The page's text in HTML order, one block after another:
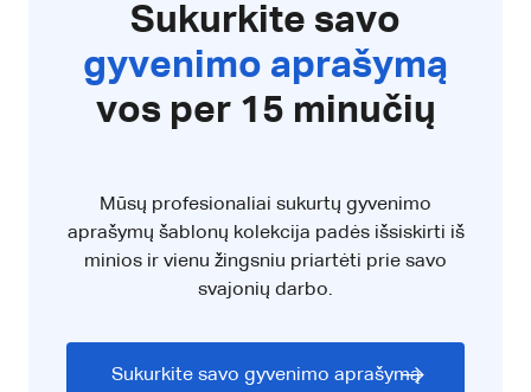
Sukurkite savo
gyvenimo aprašymą
vos per 15 minučių
Mūsų profesionaliai sukurtų gyvenimo
aprašymų šablonų kolekcija padės išsiskirti iš
minios ir vienu žingsniu priartėti prie savo
svajonių darbo.
Sukurkite savo gyvenimo aprašymą